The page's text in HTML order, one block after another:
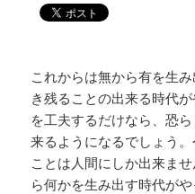
これからは無から有を生
き残ることの出来る時代
を工夫するだけなら、恐
来るようになるでしょう
ことは人間にしか出来ま
ら何かを生み出す時代が